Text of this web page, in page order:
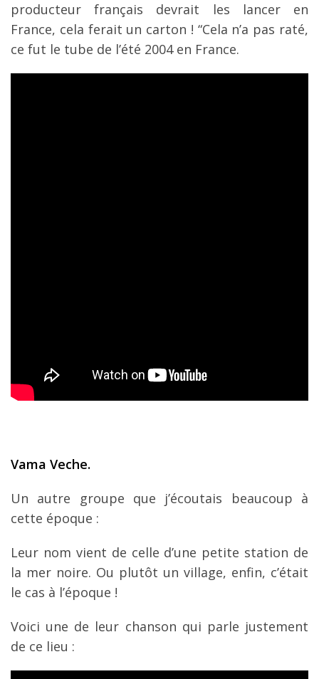
producteur français devrait les lancer en
France, cela ferait un carton ! “Cela n’a pas raté,
ce fut le tube de l’été 2004 en France.
Vama Veche.
Un autre groupe que j’écoutais beaucoup à
cette époque :
Leur nom vient de celle d’une petite station de
la mer noire. Ou plutôt un village, enfin, c’était
le cas à l’époque !
Voici une de leur chanson qui parle justement
de ce lieu :